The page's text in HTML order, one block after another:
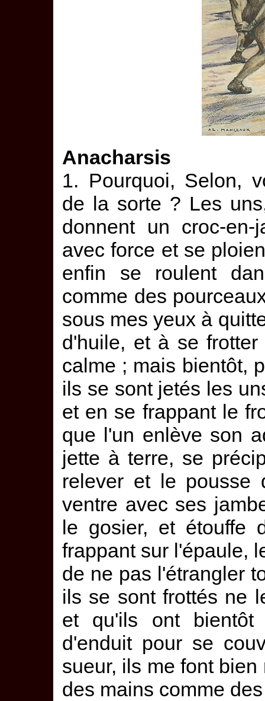
Anacharsis
1. Pourquoi, Selon,
de la sorte ? Les
donnent un croc-
avec force et se
enfin se roulent
comme des
sous mes yeux à
d'huile, et à se
calme ; mais bientôt,
ils se sont jetés les
et en se frappant le
que l'un enlève son
jette à terre, se
relever et le pousse
ventre avec ses
le gosier, et étouffe
frappant sur l'épaule,
de ne pas l'étrangler
ils se sont frottés ne
et qu'ils ont bientôt
d'enduit pour se
sueur, ils me font
des mains comme